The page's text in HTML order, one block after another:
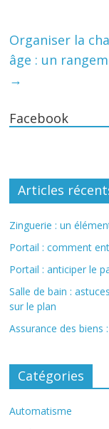
Organiser la
âge : un
→
Facebook
Articles
Zinguerie : un
Portail : comment
Portail : anticiper le
Salle de bain :
sur le plan
Assurance des
Catégories
Automatisme